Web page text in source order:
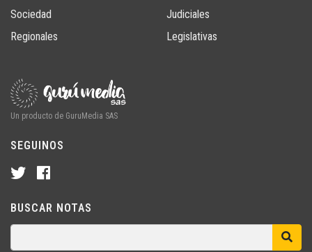
Sociedad
Regionales
Judiciales
Legislativas
Un producto de GuruMedia SAS
SEGUINOS
BUSCAR NOTAS